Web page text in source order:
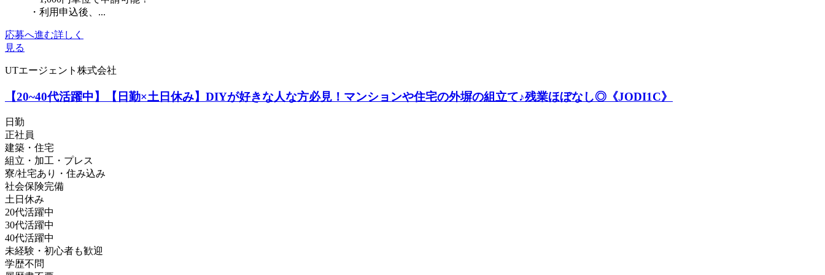
・利用申込後、...
応募へ進む詳しく
見る
UTエージェント株式会社
【20~40代活躍中】【日勤×土日休み】DIYが好きな人な方必見！マンションや住宅の外塀の組立て♪残業ほぼなし◎《JODI1C》
日勤
正社員
建築・住宅
組立・加工・プレス
寮/社宅あり・住み込み
社会保険完備
土日休み
20代活躍中
30代活躍中
40代活躍中
未経験・初心者も歓迎
学歴不問